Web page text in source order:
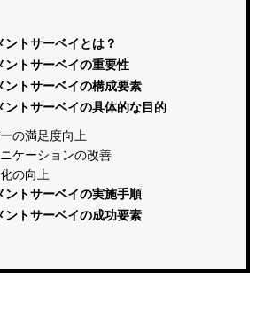
ントサーベイとは？
ントサーベイの重要性
ントサーベイの構成要素
ントサーベイの具体的な目的
の満足度向上
ケーションの改善
の向上
ントサーベイの実施手順
ントサーベイの成功要素